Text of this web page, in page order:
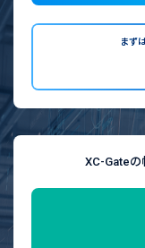
まず
XC-Gateの